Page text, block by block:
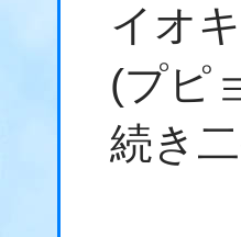
イオ
(プピ
続き二